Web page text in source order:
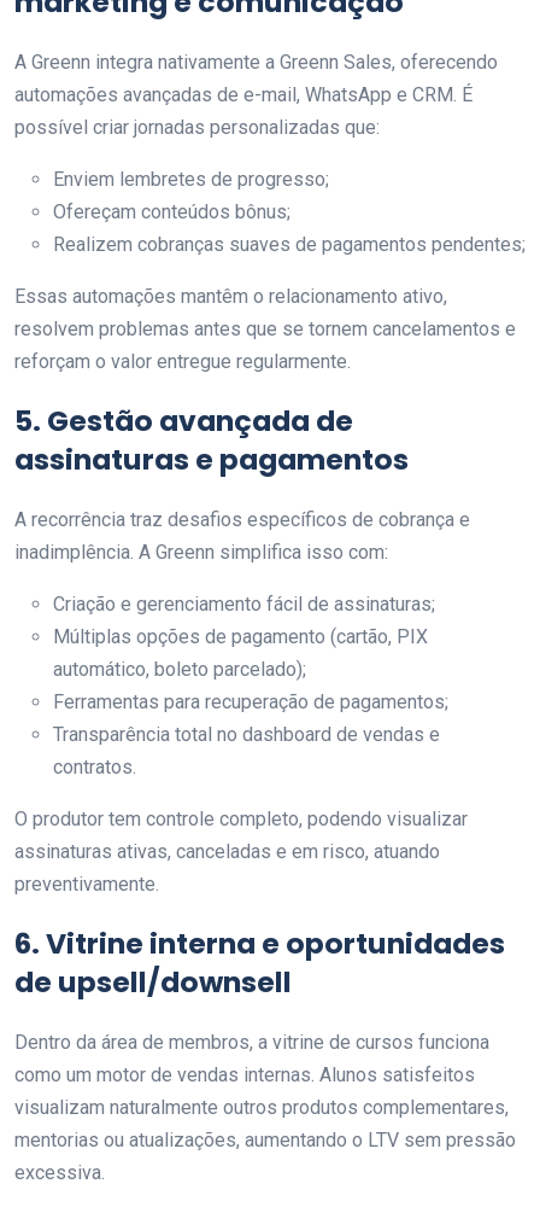
A Greenn integra nativamente a Greenn Sales, oferecendo
automações avançadas de e-mail, WhatsApp e CRM. É
possível criar jornadas personalizadas que:
Enviem lembretes de progresso;
Ofereçam conteúdos bônus;
Realizem cobranças suaves de pagamentos pendentes;
Essas automações mantêm o relacionamento ativo,
resolvem problemas antes que se tornem cancelamentos e
reforçam o valor entregue regularmente.
5. Gestão avançada de
assinaturas e pagamentos
A recorrência traz desafios específicos de cobrança e
inadimplência. A Greenn simplifica isso com:
Criação e gerenciamento fácil de assinaturas;
Múltiplas opções de pagamento (cartão, PIX
automático, boleto parcelado);
Ferramentas para recuperação de pagamentos;
Transparência total no dashboard de vendas e
contratos.
O produtor tem controle completo, podendo visualizar
assinaturas ativas, canceladas e em risco, atuando
preventivamente.
6. Vitrine interna e oportunidades
de upsell/downsell
Dentro da área de membros, a vitrine de cursos funciona
como um motor de vendas internas. Alunos satisfeitos
visualizam naturalmente outros produtos complementares,
mentorias ou atualizações, aumentando o LTV sem pressão
excessiva.